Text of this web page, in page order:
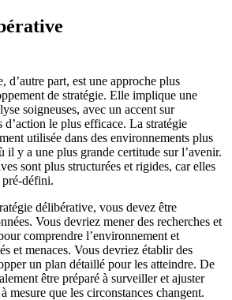
d’autre part, est une approche plus
de stratégie. Elle implique une
soigneuses, avec un accent sur
le plus efficace. La stratégie
utilisée dans des environnements plus
il y a une plus grande certitude sur l’avenir.
sont plus structurées et rigides, car elles
pré-défini.
délibérative, vous devez être
Vous devriez mener des recherches et
comprendre l’environnement et
et menaces. Vous devriez établir des
un plan détaillé pour les atteindre. De
être préparé à surveiller et ajuster
mesure que les circonstances changent.